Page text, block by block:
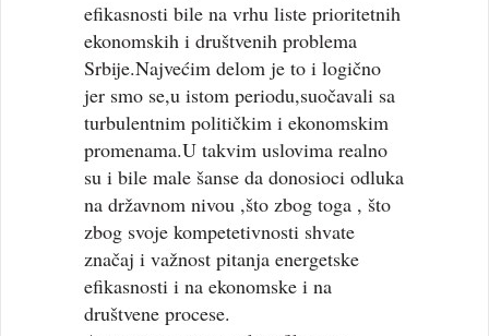
efikasnosti bile na vrhu liste prioritetnih
ekonomskih i društvenih problema
Srbije.Najvećim delom je to i logično
jer smo se,u istom periodu,suočavali sa
turbulentnim političkim i ekonomskim
promenama.U takvim uslovima realno
su i bile male šanse da donosioci odluka
na državnom nivou ,što zbog toga , što
zbog svoje kompetetivnosti shvate
značaj i važnost pitanja energetske
efikasnosti i na ekonomske i na
društvene procese.